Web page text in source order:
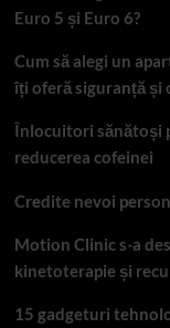
Euro 5 și Euro 6?
Cum să alegi un
îți oferă siguranță și
Înlocuitori sănătoși
reducerea cofeinei
Credite nevoi
Motion Clinic s-a
kinetoterapie și
15 gadgeturi